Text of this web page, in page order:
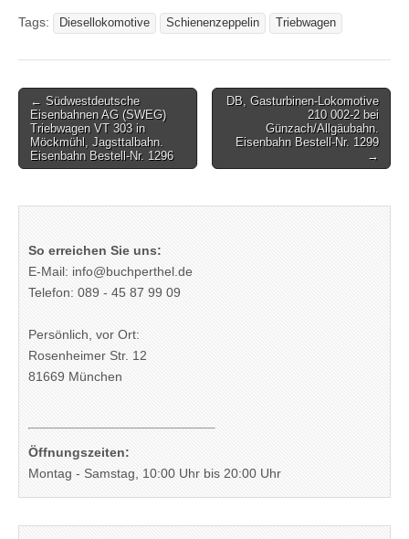
Tags: Diesellokomotive Schienenzeppelin Triebwagen
Post
navigation
← Südwestdeutsche
Eisenbahnen AG (SWEG)
Triebwagen VT 303 in
Möckmühl, Jagsttalbahn.
Eisenbahn Bestell-Nr. 1296
DB, Gasturbinen-Lokomotive
210 002-2 bei
Günzach/Allgäubahn.
Eisenbahn Bestell-Nr. 1299
→
So erreichen Sie uns:
E-Mail: info@buchperthel.de
Telefon: 089 - 45 87 99 09
Persönlich, vor Ort:
Rosenheimer Str. 12
81669 München
Öffnungszeiten:
Montag - Samstag, 10:00 Uhr bis 20:00 Uhr